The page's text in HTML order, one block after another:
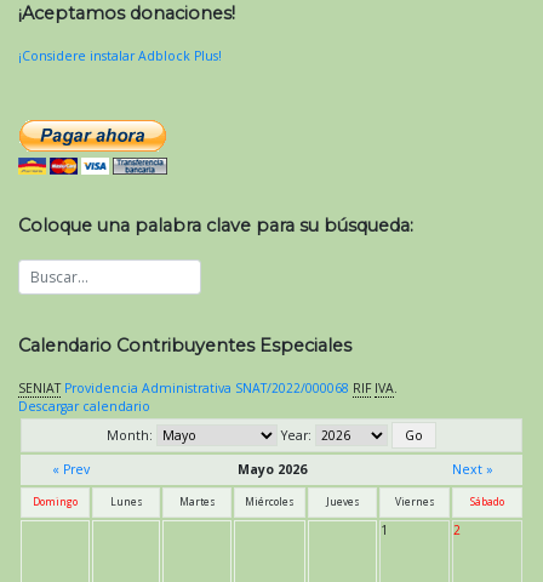
¡Aceptamos donaciones!
¡Considere instalar Adblock Plus!
Coloque una palabra clave para su búsqueda:
Calendario Contribuyentes Especiales
SENIAT Providencia Administrativa SNAT/2022/000068 RIF IVA.
Descargar calendario
Month:
Year:
« Prev
Mayo 2026 Next »
Domingo Lunes Martes Miércoles Jueves Viernes Sábado
1 2